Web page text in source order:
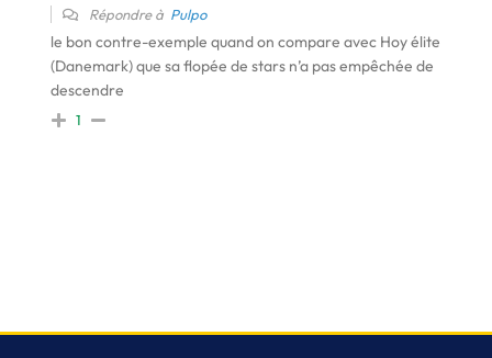
Répondre à Pulpo
le bon contre-exemple quand on compare avec Hoy élite
(Danemark) que sa flopée de stars n’a pas empêchée de
descendre
1